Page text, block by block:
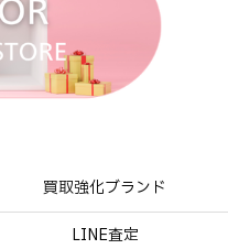
買取強化ブランド
LINE査定